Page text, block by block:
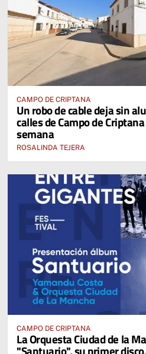
CAMPO DE CRIPTANA
Un robo de cable deja sin
calles de Campo de
semana
ROSALINDA TEJERA
CAMPO DE CRIPTANA
La Orquesta Ciudad de la